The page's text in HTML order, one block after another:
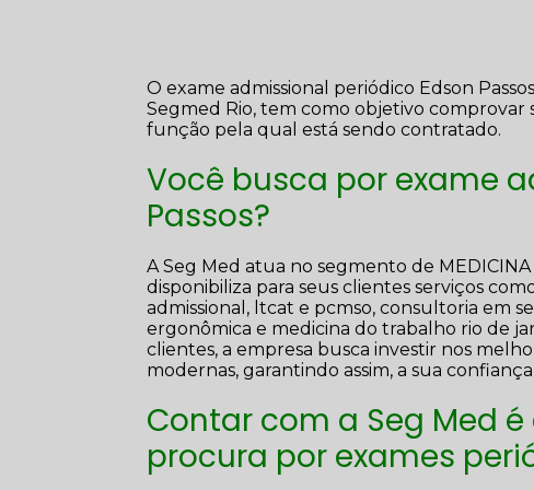
O exame admissional periódico Edson
Segmed Rio, tem como objetivo
função pela qual está sendo contratado.
Você busca por exame
Passos?
A Seg Med atua no segmento de MEDICINA
disponibiliza para seus clientes serviços
admissional, ltcat e pcmso, consultoria em
ergonômica e medicina do trabalho rio de
clientes, a empresa busca investir nos
modernas, garantindo assim, a sua
Contar com a Seg Med
procura por exames